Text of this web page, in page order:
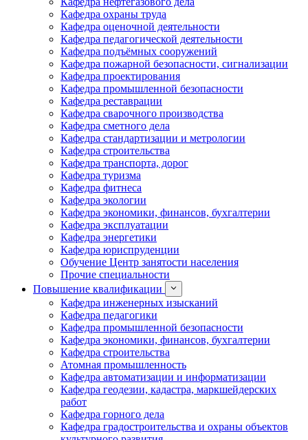
Кафедра охраны труда
Кафедра оценочной деятельности
Кафедра педагогической деятельности
Кафедра подъёмных сооружений
Кафедра пожарной безопасности, сигнализации
Кафедра проектирования
Кафедра промышленной безопасности
Кафедра реставрации
Кафедра сварочного производства
Кафедра сметного дела
Кафедра стандартизации и метрологии
Кафедра строительства
Кафедра транспорта, дорог
Кафедра туризма
Кафедра фитнеса
Кафедра экологии
Кафедра экономики, финансов, бухгалтерии
Кафедра эксплуатации
Кафедра энергетики
Кафедра юриспруденции
Обучение Центр занятости населения
Прочие специальности
Повышение квалификации
Кафедра инженерных изысканий
Кафедра педагогики
Кафедра промышленной безопасности
Кафедра экономики, финансов, бухгалтерии
Кафедра строительства
Атомная промышленность
Кафедра автоматизации и информатизации
Кафедра геодезии, кадастра, маркшейдерских
работ
Кафедра горного дела
Кафедра градостроительства и охраны объектов